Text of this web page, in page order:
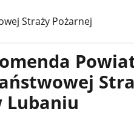
Straży Pożarnej
Lubaniu